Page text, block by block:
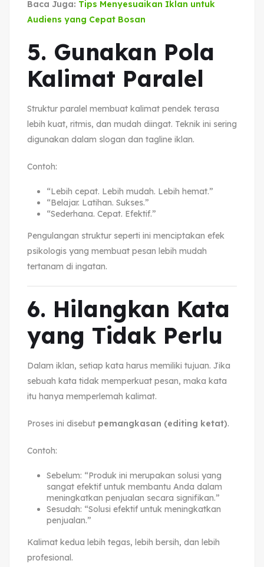
Baca Juga: Tips Menyesuaikan Iklan untuk
Audiens yang Cepat Bosan
5. Gunakan Pola
Kalimat Paralel
Struktur paralel membuat kalimat pendek terasa
lebih kuat, ritmis, dan mudah diingat. Teknik ini sering
digunakan dalam slogan dan tagline iklan.
Contoh:
“Lebih cepat. Lebih mudah. Lebih hemat.”
“Belajar. Latihan. Sukses.”
“Sederhana. Cepat. Efektif.”
Pengulangan struktur seperti ini menciptakan efek
psikologis yang membuat pesan lebih mudah
tertanam di ingatan.
6. Hilangkan Kata
yang Tidak Perlu
Dalam iklan, setiap kata harus memiliki tujuan. Jika
sebuah kata tidak memperkuat pesan, maka kata
itu hanya memperlemah kalimat.
Proses ini disebut pemangkasan (editing ketat).
Contoh:
Sebelum: “Produk ini merupakan solusi yang
sangat efektif untuk membantu Anda dalam
meningkatkan penjualan secara signifikan.”
Sesudah: “Solusi efektif untuk meningkatkan
penjualan.”
Kalimat kedua lebih tegas, lebih bersih, dan lebih
profesional.